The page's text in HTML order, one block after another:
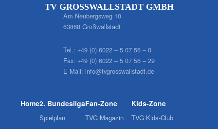
TV GROSSWALLSTADT GMBH
Am Neubergsweg 10
63868 Großwallstadt
Tel.: +49 (0) 6022 – 5 07 56 – 0
Fax: +49 (0) 6022 – 5 07 56 – 29
E-Mail: info@tvgrosswallstadt.de
Home2. Bundesliga
Spielplan
Fan-Zone
TVG Magazin
Kids-Zone
TVG Kids-Club